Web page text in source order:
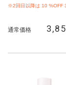
※2回目以降は 10 %OFF
通常価格